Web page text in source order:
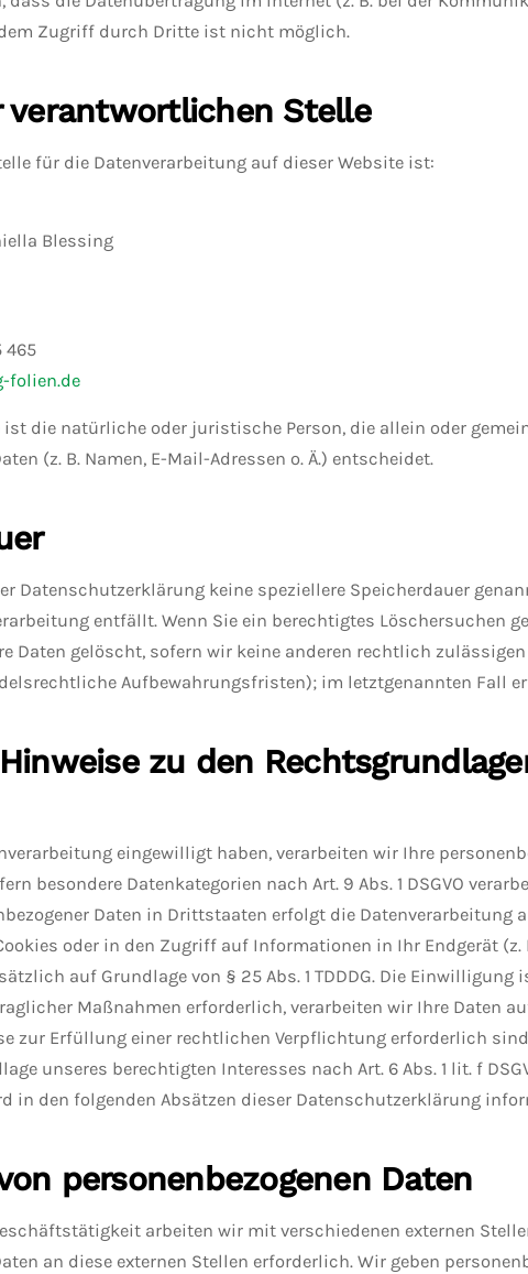
Zugriff durch Dritte ist nicht möglich.
verantwortlichen Stelle
für die Datenverarbeitung auf dieser Website ist:
Blessing
465
folien.de
die natürliche oder juristische Person, die allein oder
(z. B. Namen, E-Mail-Adressen o. Ä.) entscheidet.
Datenschutzerklärung keine speziellere Speicherdauer
entfällt. Wenn Sie ein berechtigtes Löschersuchen
Daten gelöscht, sofern wir keine anderen rechtlich
Aufbewahrungsfristen); im letztgenannten Fall
zu den
eingewilligt haben, verarbeiten wir Ihre
besondere Datenkategorien nach Art. 9 Abs. 1 DSGVO
Daten in Drittstaaten erfolgt die Datenverarbeitung
oder in den Zugriff auf Informationen in Ihr Endgerät
auf Grundlage von § 25 Abs. 1 TDDDG. Die
Maßnahmen erforderlich, verarbeiten wir Ihre Daten
zur Erfüllung einer rechtlichen Verpflichtung erforderlich sind
unseres berechtigten Interesses nach Art. 6 Abs. 1 lit. f
in den folgenden Absätzen dieser Datenschutzerklärung
personenbezogenen Daten
arbeiten wir mit verschiedenen externen
an diese externen Stellen erforderlich. Wir geben